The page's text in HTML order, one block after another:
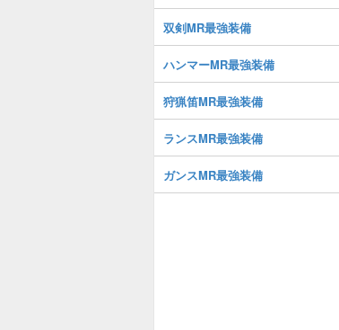
双剣MR最強装備
ハンマーMR最強装備
狩猟笛MR最強装備
ランスMR最強装備
ガンスMR最強装備